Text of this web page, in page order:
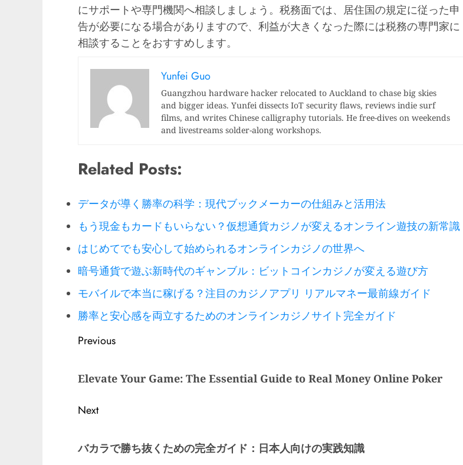
にサポートや専門機関へ相談しましょう。税務面では、居住国の規定に従った申
告が必要になる場合がありますので、利益が大きくなった際には税務の専門家に
相談することをおすすめします。
Yunfei Guo
Guangzhou hardware hacker relocated to Auckland to chase big skies
and bigger ideas. Yunfei dissects IoT security flaws, reviews indie surf
films, and writes Chinese calligraphy tutorials. He free-dives on weekends
and livestreams solder-along workshops.
Related Posts:
データが導く勝率の科学：現代ブックメーカーの仕組みと活用法
もう現金もカードもいらない？仮想通貨カジノが変えるオンライン遊技の新常識
はじめてでも安心して始められるオンラインカジノの世界へ
暗号通貨で遊ぶ新時代のギャンブル：ビットコインカジノが変える遊び方
モバイルで本当に稼げる？注目のカジノアプリ リアルマネー最前線ガイド
勝率と安心感を両立するためのオンラインカジノサイト完全ガイド
Post
Previous
post:
Elevate Your Game: The Essential Guide to Real Money Online Poker
Next
post:
バカラで勝ち抜くための完全ガイド：日本人向けの実践知識